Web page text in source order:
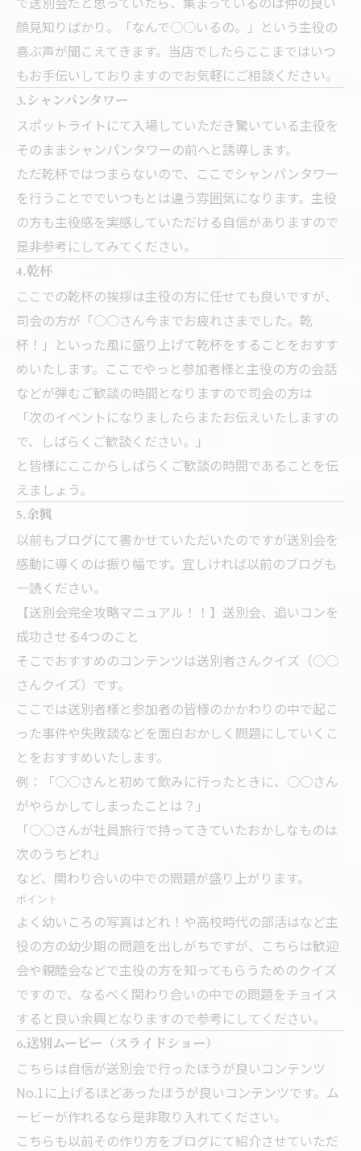
顔見知りばかり。「なんで○○いるの。」という主役の
喜ぶ声が聞こえてきます。当店でしたらここまではいつ
もお手伝いしておりますのでお気軽にご相談ください。
3.シャンパンタワー
スポットライトにて入場していただき驚いている主役を
そのままシャンパンタワーの前へと誘導します。
ただ乾杯ではつまらないので、ここでシャンパンタワー
を行うことででいつもとは違う雰囲気になります。主役
の方も主役感を実感していただける自信がありますので
是非参考にしてみてください。
4.乾杯
ここでの乾杯の挨拶は主役の方に任せても良いですが、
司会の方が「○○さん今までお疲れさまでした。乾
杯！」といった風に盛り上げて乾杯をすることをおすす
めいたします。ここでやっと参加者様と主役の方の会話
などが弾むご歓談の時間となりますので司会の方は
「次のイベントになりましたらまたお伝えいたしますの
で、しばらくご歓談ください。」
と皆様にここからしばらくご歓談の時間であることを伝
えましょう。
5.余興
以前もブログにて書かせていただいたのですが送別会を
感動に導くのは振り幅です。宜しければ以前のブログも
一読ください。
【送別会完全攻略マニュアル！！】送別会、追いコンを
成功させる4つのこと
そこでおすすめのコンテンツは送別者さんクイズ（○○
さんクイズ）です。
ここでは送別者様と参加者の皆様のかかわりの中で起こ
った事件や失敗談などを面白おかしく問題にしていくこ
とをおすすめいたします。
例：「○○さんと初めて飲みに行ったときに、○○さん
がやらかしてしまったことは？」
「○○さんが社員旅行で持ってきていたおかしなものは
次のうちどれ」
など、関わり合いの中での問題が盛り上がります。
ポイント
よく幼いころの写真はどれ！や高校時代の部活はなど主
役の方の幼少期の問題を出しがちですが、こちらは歓迎
会や親睦会などで主役の方を知ってもらうためのクイズ
ですので、なるべく関わり合いの中での問題をチョイス
すると良い余興となりますので参考にしてください。
6.送別ムービー（スライドショー）
こちらは自信が送別会で行ったほうが良いコンテンツ
No.1に上げるほどあったほうが良いコンテンツです。ム
ービーが作れるなら是非取り入れてください。
こちらも以前その作り方をブログにて紹介させていただ